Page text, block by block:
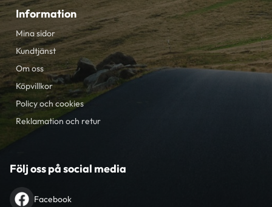
Information
Mina sidor
Kundtjänst
Om oss
Köpvillkor
Policy och cookies
Reklamation och retur
Följ oss på social media
Facebook